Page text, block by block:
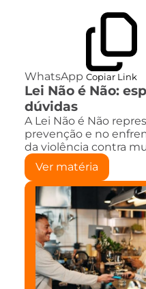
WhatsApp Copiar Link
Lei Não é Não:
dúvidas
A Lei Não é Não
prevenção e no
da violência contra
Ver matéria